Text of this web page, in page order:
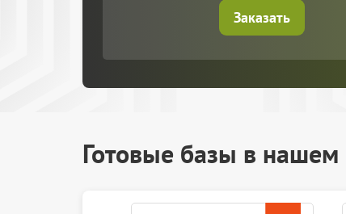
Заказать
Готовые базы в нашем